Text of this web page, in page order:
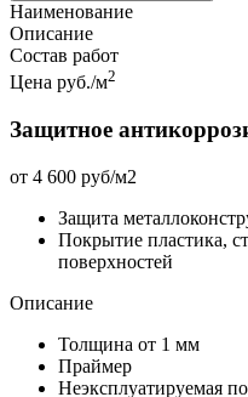
Наименование
Описание
Состав работ
Цена руб./м2
Защитное
от 4 600 руб/м2
Защита
Покрытие пластика,
поверхностей
Описание
Толщина от 1 мм
Праймер
Неэксплуатируемая